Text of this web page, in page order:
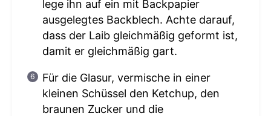
lege ihn auf ein mit Backpapier
ausgelegtes Backblech. Achte darauf,
dass der Laib gleichmäßig geformt ist,
damit er gleichmäßig gart.
Für die Glasur, vermische in einer
kleinen Schüssel den Ketchup, den
braunen Zucker und die